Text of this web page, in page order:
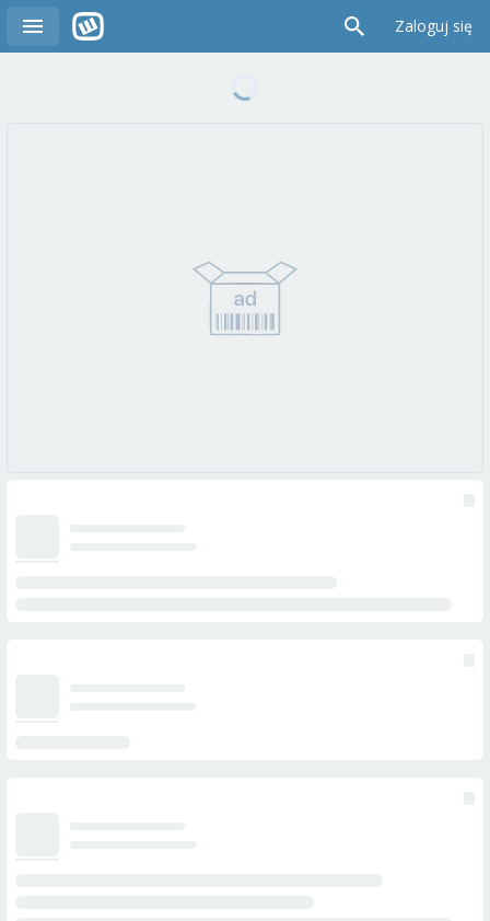
Zaloguj się